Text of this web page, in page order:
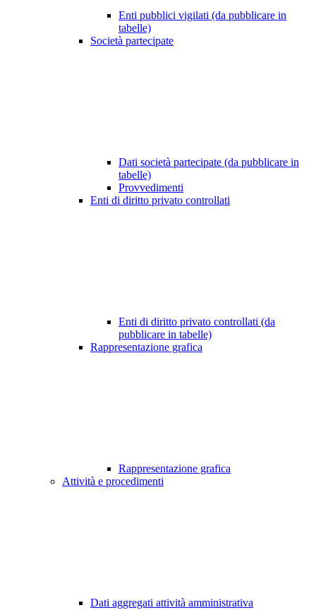
Enti pubblici vigilati (da pubblicare in
tabelle)
Società partecipate
Dati società partecipate (da pubblicare in
tabelle)
Provvedimenti
Enti di diritto privato controllati
Enti di diritto privato controllati (da
pubblicare in tabelle)
Rappresentazione grafica
Rappresentazione grafica
Attività e procedimenti
Dati aggregati attività amministrativa